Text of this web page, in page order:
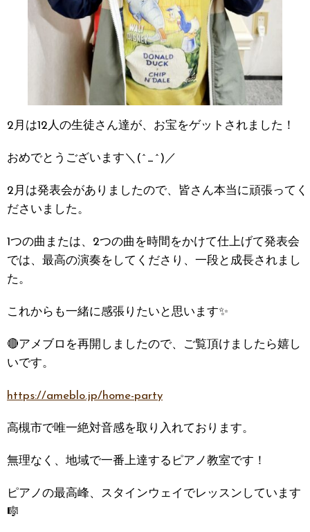
2月は12人の生徒さん達が、お宝をゲットされました！
おめでとうございます＼(^_^)／
2月は発表会がありましたので、皆さん本当に頑張ってく
ださいました。
1つの曲または、2つの曲を時間をかけて仕上げて発表会
では、最高の演奏をしてくださり、一段と成長されまし
た。
これからも一緒に感張りたいと思います✨
🔴アメブロを再開しましたので、ご覧頂けましたら嬉し
いです。
https://ameblo.jp/home-party
高槻市で唯一絶対音感を取り入れております。
無理なく、地域で一番上達するピアノ教室です！
ピアノの最高峰、スタインウェイでレッスンしています
🎼